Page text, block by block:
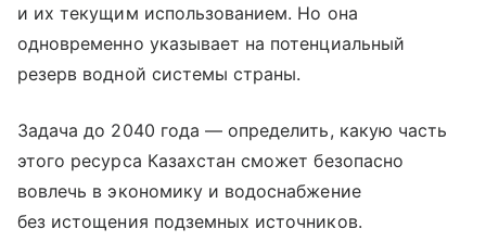
и их текущим использованием. Но она
одновременно указывает на потенциальный
резерв водной системы страны.
Задача до 2040 года — определить, какую часть
этого ресурса Казахстан сможет безопасно
вовлечь в экономику и водоснабжение
без истощения подземных источников.